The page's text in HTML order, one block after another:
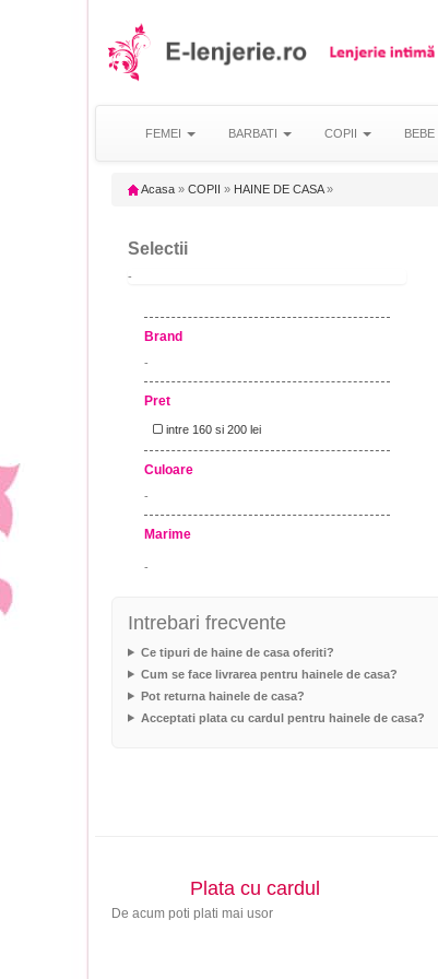
FEMEI BARBATI COPII BEBE
Acasa » COPII » HAINE DE CASA »
Selectii
-
Brand
-
Pret
intre 160 si 200 lei
Culoare
-
Marime
-
Intrebari frecvente
Ce tipuri de haine de casa oferiti?
Cum se face livrarea pentru hainele de casa?
Pot returna hainele de casa?
Acceptati plata cu cardul pentru hainele de casa?
Plata cu cardul
De acum poti plati mai usor